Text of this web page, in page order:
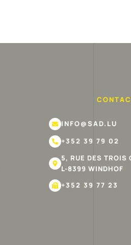
INFO@SAD.LU
+352 39 79 02
5, RUE DES TROIS
L-8399 WINDHOF
+352 39 77 23